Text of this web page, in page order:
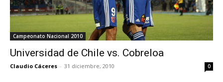
Campeonato Nacional 2010
Universidad de Chile vs. Cobreloa
Claudio Cáceres - 31 diciembre, 2010 0